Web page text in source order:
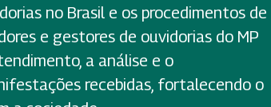
no Brasil e os procedimentos de
e gestores de ouvidorias do MP
a análise e o
recebidas, fortalecendo o